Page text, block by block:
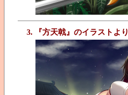
3. 『方天戟』のイラストより